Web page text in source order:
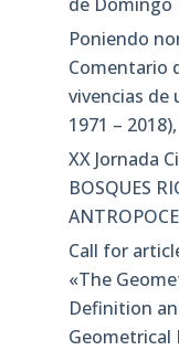
Poniendo
Comentario
vivencias de
1971 –
XX Jornada
BOSQUES
Call for
«The
Definition
Geometrical